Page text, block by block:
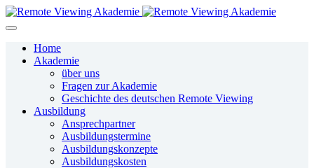
Home
Akademie
über uns
Fragen zur Akademie
Geschichte des deutschen Remote Viewing
Ausbildung
Ansprechpartner
Ausbildungstermine
Ausbildungskonzepte
Ausbildungskosten